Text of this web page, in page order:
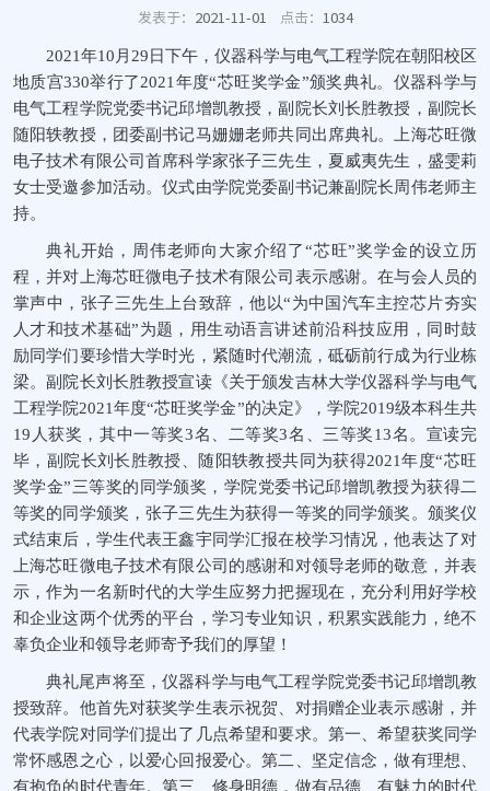
发表于： 2021-11-01 点击： 1034
2021年10月29日下午，仪器科学与电气工程学院在朝阳校区
地质宫330举行了2021年度“芯旺奖学金”颁奖典礼。仪器科学与
电气工程学院党委书记邱增凯教授，副院长刘长胜教授，副院长
随阳轶教授，团委副书记马姗姗老师共同出席典礼。上海芯旺微
电子技术有限公司首席科学家张子三先生，夏威夷先生，盛雯莉
女士受邀参加活动。仪式由学院党委副书记兼副院长周伟老师主
持。
典礼开始，周伟老师向大家介绍了“芯旺”奖学金的设立历
程，并对上海芯旺微电子技术有限公司表示感谢。在与会人员的
掌声中，张子三先生上台致辞，他以“为中国汽车主控芯片夯实
人才和技术基础”为题，用生动语言讲述前沿科技应用，同时鼓
励同学们要珍惜大学时光，紧随时代潮流，砥砺前行成为行业栋
梁。副院长刘长胜教授宣读《关于颁发吉林大学仪器科学与电气
工程学院2021年度“芯旺奖学金”的决定》，学院2019级本科生共
19人获奖，其中一等奖3名、二等奖3名、三等奖13名。宣读完
毕，副院长刘长胜教授、随阳轶教授共同为获得2021年度“芯旺
奖学金”三等奖的同学颁奖，学院党委书记邱增凯教授为获得二
等奖的同学颁奖，张子三先生为获得一等奖的同学颁奖。颁奖仪
式结束后，学生代表王鑫宇同学汇报在校学习情况，他表达了对
上海芯旺微电子技术有限公司的感谢和对领导老师的敬意，并表
示，作为一名新时代的大学生应努力把握现在，充分利用好学校
和企业这两个优秀的平台，学习专业知识，积累实践能力，绝不
辜负企业和领导老师寄予我们的厚望！
典礼尾声将至，仪器科学与电气工程学院党委书记邱增凯教
授致辞。他首先对获奖学生表示祝贺、对捐赠企业表示感谢，并
代表学院对同学们提出了几点希望和要求。第一、希望获奖同学
常怀感恩之心，以爱心回报爱心。第二、坚定信念，做有理想、
有抱负的时代青年。第三、修身明德，做有品德、有魅力的时代